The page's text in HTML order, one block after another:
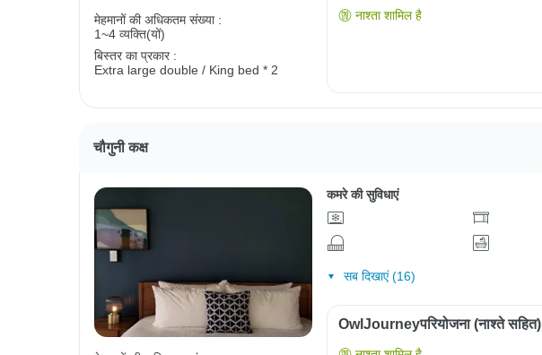
मेहमानों की अधिकतम संख्या :
1~4 व्यक्ति(यों)
बिस्तर का प्रकार :
Extra large double / King bed * 2
नाश्ता शामिल है
चौगुनी कक्ष
कमरे की सुविधाएं
सब दिखाएं (16)
OwlJourneyपरियोजना (नाश्ते सहित)